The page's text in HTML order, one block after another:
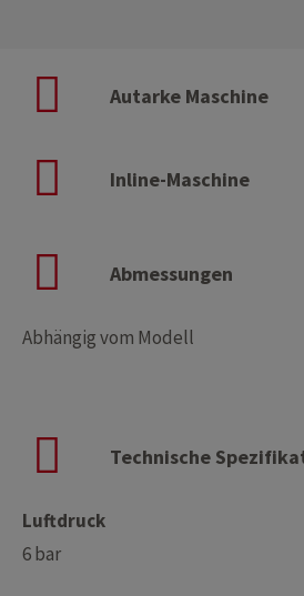
Autarke Maschine
Inline-Maschine
Abmessungen
Abhängig vom Modell
Technische
Luftdruck
6 bar